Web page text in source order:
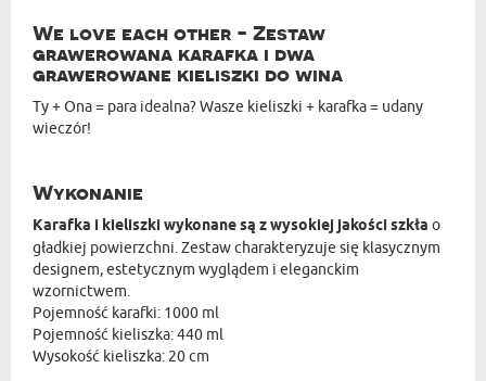
We love each other - Zestaw
grawerowana karafka i dwa
grawerowane kieliszki do wina
Ty + Ona = para idealna? Wasze kieliszki + karafka = udany
wieczór!
Wykonanie
Karafka i kieliszki wykonane są z wysokiej jakości szkła o
gładkiej powierzchni. Zestaw charakteryzuje się klasycznym
designem, estetycznym wyglądem i eleganckim
wzornictwem.
Pojemność karafki: 1000 ml
Pojemność kieliszka: 440 ml
Wysokość kieliszka: 20 cm